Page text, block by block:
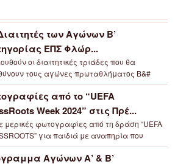
των Αγώνων Β’
ΕΠΣ Φλώρ...
οι διαιτητικές τριάδες που θα
τους αγώνες πρωταθλήματος Β&#
από το “UEFA
Week 2024” στις Πρέ...
μερικές φωτογραφίες από τη δράση “UEFA
για παιδιά με αναπηρία που
Αγώνων Α’ & Β’